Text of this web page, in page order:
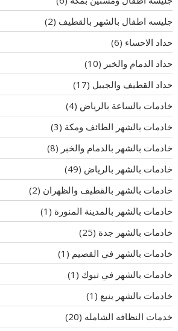
جليسه اطفال بالشهر بالقطيف (2)
حداد الاحساء (6)
حداد الدمام والخبر (10)
حداد القطيف والجبيل (17)
خادمات بالساعة بالرياض (4)
خادمات بالشهر الطائف ومكة (3)
خادمات بالشهر بالدمام والخبر (8)
خادمات بالشهر بالرياض (49)
خادمات بالشهر بالقطيف والظهران (2)
خادمات بالشهر بالمدينة المنورة (1)
خادمات بالشهر جدة (25)
خادمات بالشهر في القصيم (1)
خادمات بالشهر في تبوك (1)
خادمات بالشهر ينبع (1)
خدمات النظافه الشامله (20)